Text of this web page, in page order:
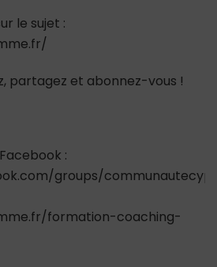
le sujet :
partagez et abonnez-vous !
:
groups/
formation-coaching-